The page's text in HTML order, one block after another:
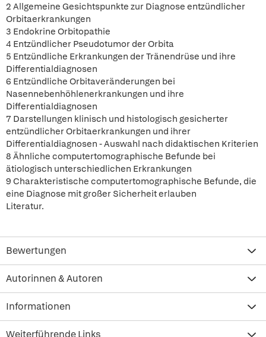
2 Allgemeine Gesichtspunkte zur Diagnose entzündlicher
Orbitaerkrankungen
3 Endokrine Orbitopathie
4 Entzündlicher Pseudotumor der Orbita
5 Entzündliche Erkrankungen der Tränendrüse und ihre
Differentialdiagnosen
6 Entzündliche Orbitaveränderungen bei
Nasennebenhöhlenerkrankungen und ihre
Differentialdiagnosen
7 Darstellungen klinisch und histologisch gesicherter
entzündlicher Orbitaerkrankungen und ihrer
Differentialdiagnosen - Auswahl nach didaktischen Kriterien
8 Ähnliche computertomographische Befunde bei
ätiologisch unterschiedlichen Erkrankungen
9 Charakteristische computertomographische Befunde, die
eine Diagnose mit großer Sicherheit erlauben
Literatur.
Bewertungen
Autorinnen & Autoren
Informationen
Weiterführende Links